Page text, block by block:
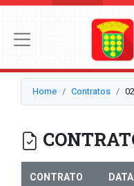
Home Contratos
CONTRATO